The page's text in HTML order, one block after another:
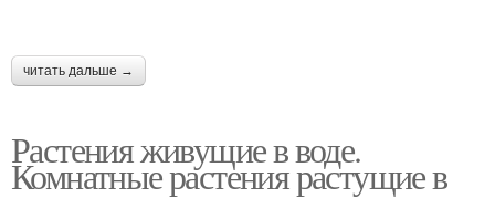
читать дальше →
Растения живущие в воде.
Комнатные растения растущие в